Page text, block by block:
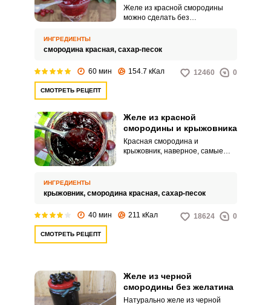
Желе из красной смородины
можно сделать без
содержанию пектина,
вещества, в составе этой ягоды.
ИНГРЕДИЕНТЫ
смородина красная, сахар-песок
60 мин 154.7 кКал 12460 0
СМОТРЕТЬ РЕЦЕПТ
Желе из красной
смородины и крыжовника
Красная смородина и
крыжовник, наверное, самые
желирующих веществ.
ИНГРЕДИЕНТЫ
крыжовник, смородина красная, сахар-песок
40 мин 211 кКал 18624 0
СМОТРЕТЬ РЕЦЕПТ
Желе из черной
смородины без желатина
Натурально желе из черной